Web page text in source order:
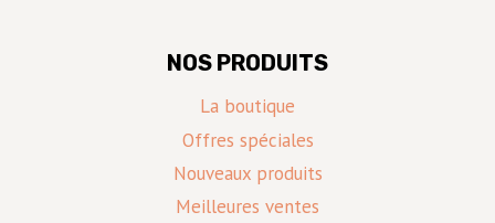
NOS PRODUITS
La boutique
Offres spéciales
Nouveaux produits
Meilleures ventes